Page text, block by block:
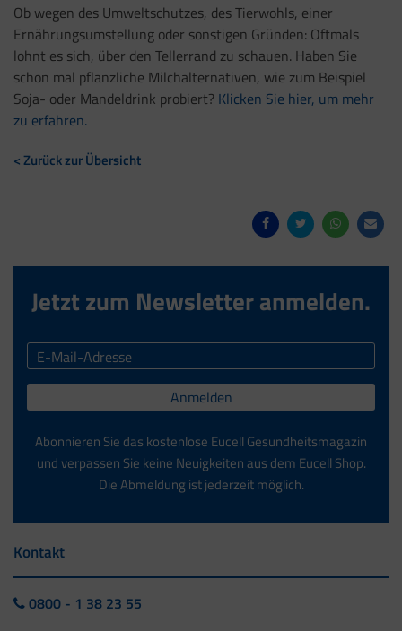
Ob wegen des Umweltschutzes, des Tierwohls, einer
Ernährungsumstellung oder sonstigen Gründen: Oftmals
lohnt es sich, über den Tellerrand zu schauen. Haben Sie
schon mal pflanzliche Milchalternativen, wie zum Beispiel
Soja- oder Mandeldrink probiert? Klicken Sie hier, um mehr
zu erfahren.
< Zurück zur Übersicht
Jetzt zum Newsletter anmelden.
Anmelden
Abonnieren Sie das kostenlose Eucell Gesundheitsmagazin
und verpassen Sie keine Neuigkeiten aus dem Eucell Shop.
Die Abmeldung ist jederzeit möglich.
Kontakt
0800 - 1 38 23 55